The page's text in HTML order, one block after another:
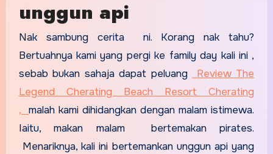
unggun api
Nak sambung cerita ni. Korang nak tahu?
Bertuahnya kami yang pergi ke family day kali ini ,
sebab bukan sahaja dapat peluang
Review The
Legend Cherating Beach Resort Cherating
, malah kami dihidangkan dengan malam istimewa.
Iaitu, makan malam bertemakan pirates.
Menariknya, kali ini bertemankan unggun api yang